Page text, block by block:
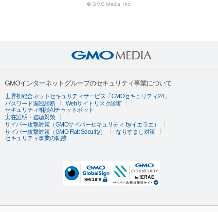
© GMO Media, Inc.
GMOインターネットグループのセキュリティ事業について
世界初総合ネットセキュリティサービス「GMOセキュリティ24」
パスワード漏洩診断
Webサイトリスク診断
セキュリティ相談AIチャットボット
実在証明・盗聴対策
サイバー攻撃対策（GMOサイバーセキュリティ byイエラエ）
サイバー攻撃対策（GMO Flatt Security）
なりすまし対策
セキュリティ事業の軌跡